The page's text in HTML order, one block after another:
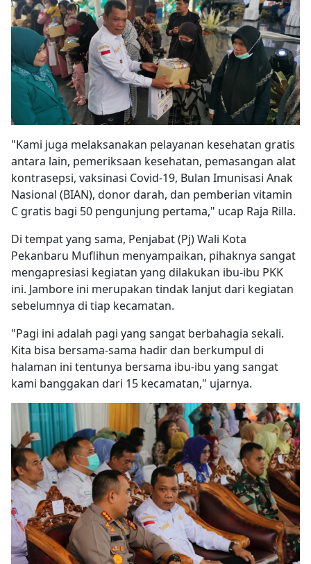
"Kami juga melaksanakan pelayanan kesehatan gratis
antara lain, pemeriksaan kesehatan, pemasangan alat
kontrasepsi, vaksinasi Covid-19, Bulan Imunisasi Anak
Nasional (BIAN), donor darah, dan pemberian vitamin
C gratis bagi 50 pengunjung pertama," ucap Raja Rilla.
Di tempat yang sama, Penjabat (Pj) Wali Kota
Pekanbaru Muflihun menyampaikan, pihaknya sangat
mengapresiasi kegiatan yang dilakukan ibu-ibu PKK
ini. Jambore ini merupakan tindak lanjut dari kegiatan
sebelumnya di tiap kecamatan.
"Pagi ini adalah pagi yang sangat berbahagia sekali.
Kita bisa bersama-sama hadir dan berkumpul di
halaman ini tentunya bersama ibu-ibu yang sangat
kami banggakan dari 15 kecamatan," ujarnya.